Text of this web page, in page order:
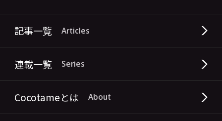
記事一覧 Articles
連載一覧 Series
Cocotameとは About